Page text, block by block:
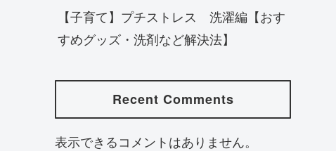
【子育て】プチストレス 洗濯編【おす
すめグッズ・洗剤など解決法】
Recent Comments
表示できるコメントはありません。